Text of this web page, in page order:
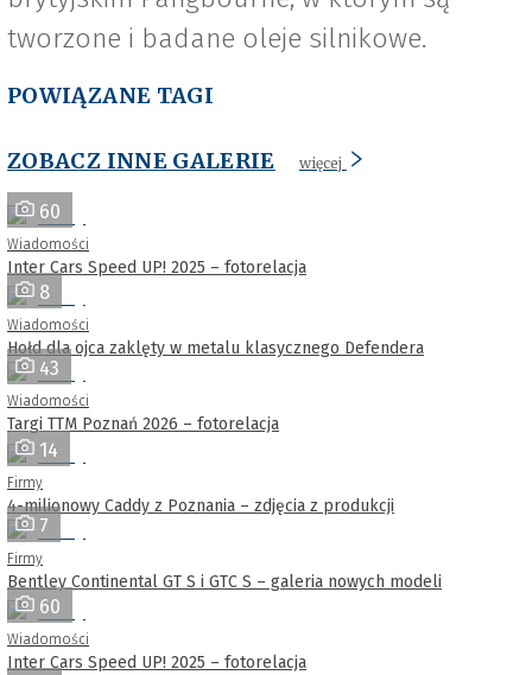
tworzone i badane oleje silnikowe.
POWIĄZANE TAGI
ZOBACZ INNE GALERIE więcej
60
Wiadomości
Inter Cars Speed UP! 2025 – fotorelacja
8
Wiadomości
Hołd dla ojca zaklęty w metalu klasycznego Defendera
43
Wiadomości
Targi TTM Poznań 2026 – fotorelacja
14
Firmy
4-milionowy Caddy z Poznania – zdjęcia z produkcji
7
Firmy
Bentley Continental GT S i GTC S – galeria nowych modeli
60
Wiadomości
Inter Cars Speed UP! 2025 – fotorelacja